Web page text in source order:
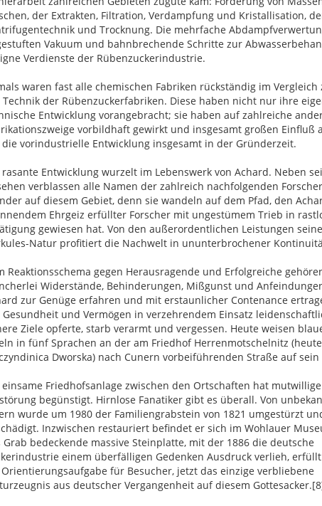
der Extrakten, Filtration, Verdampfung und Kristallisation,
und Trocknung. Die mehrfache
Vakuum und bahnbrechende Schritte zur
Verdienste der Rübenzuckerindustrie.
waren fast alle chemischen Fabriken rückständig im Vergleich
der Rübenzuckerfabriken. Diese haben nicht nur ihre
Entwicklung vorangebracht; sie haben auf zahlreiche
vorbildhaft gewirkt und insgesamt großen Einfluß
vorindustrielle Entwicklung insgesamt in der Gründerzeit.
rasante Entwicklung wurzelt im Lebenswerk von Achard. Neben
verblassen alle Namen der zahlreich nachfolgenden
auf diesem Gebiet, denn sie wandeln auf dem Pfad, den
Ehrgeiz erfüllter Forscher mit ungestümem Trieb in
gewiesen hat. Von den außerordentlichen Leistungen
Natur profitiert die Nachwelt in ununterbrochener
Reaktionsschema gegen Herausragende und Erfolgreiche
Widerstände, Behinderungen, Mißgunst und
zur Genüge erfahren und mit erstaunlicher Contenance
und Vermögen in verzehrendem Einsatz
Ziele opferte, starb verarmt und vergessen. Heute weisen
in fünf Sprachen an der am Friedhof Herrenmotschelnitz
Dworska) nach Cunern vorbeiführenden Straße auf sein
einsame Friedhofsanlage zwischen den Ortschaften hat mutwillige
begünstigt. Hirnlose Fanatiker gibt es überall. Von
wurde um 1980 der Familiengrabstein von 1821 umgestürzt
Inzwischen restauriert befindet er sich im Wohlauer
Grab bedeckende massive Steinplatte, mit der 1886 die deutsche
einem überfälligen Gedenken Ausdruck verlieh,
für Besucher, jetzt das einzige verbliebene
aus deutscher Vergangenheit auf diesem